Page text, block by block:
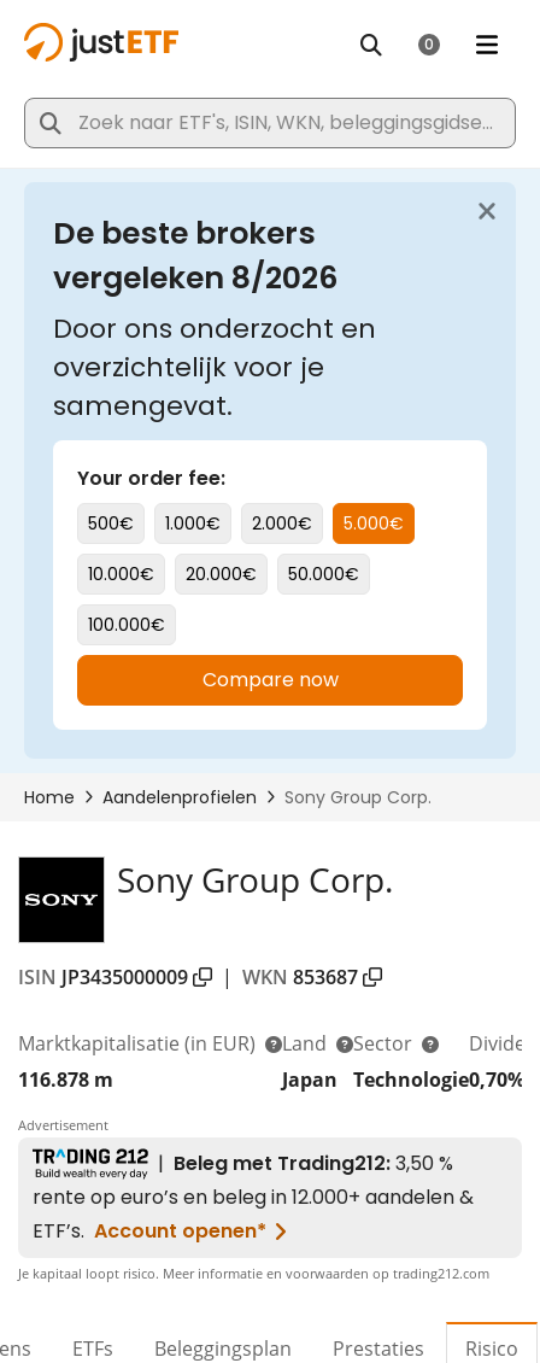
Sony Group Corp.
ISIN JP3435000009 | WKN 853687
Marktkapitalisatie (in EUR)
116.878 m
Land
Japan
Sector
Technologie0,70%
Advertisement
Je kapitaal loopt risico. Meer informatie en voorwaarden op trading212.com
ETFs Beleggingsplan Prestaties Risico